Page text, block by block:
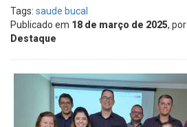
Tags: saude bucal
Publicado em 18 de março de 2025, por
Destaque